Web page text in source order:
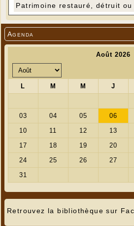
Agenda
Retrouvez la bibliothèque sur
Patrimoine restauré, détruit ou